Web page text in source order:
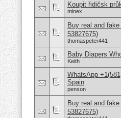
minex
Buy real and
53827675)
thomaspeter441
Baby Diapers
Keith
WhatsApp
Spain
penson
Buy real and
53827675)